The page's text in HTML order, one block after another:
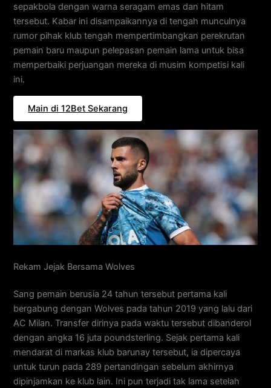
sepakbola dengan warna seragam emas dan hitam
tersebut. Kabar ini disampaikannya di tengah munculnya
rumor pihak klub tengah mempertimbangkan perekrutan
pemain baru maupun pelepasan pemain lama untuk bisa
memperbaiki perjuangan mereka di musim kompetisi kali
ini.
Main di 12Bet Sekarang
Rekam Jejak Bersama Wolves
Sang pemain berusia 24 tahun tersebut pertama kali
bergabung dengan Wolves pada tahun 2019 yang lalu dari
AC Milan. Transfer dirinya pada waktu tersebut dibanderol
dengan angka 16 juta poundsterling. Sejak pertama kali
mendarat di markas klub barunay tersebut, ia dipercaya
untuk turun pada 289 pertandingan sebelum akhirnya
dipinjamkan ke klub lain. Ini pun terjadi tak lama setelah